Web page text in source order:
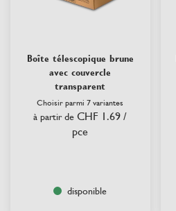
Boîte télescopique brune
avec couvercle
transparent
Choisir parmi 7 variantes
à partir de CHF 1.69 /
pce
disponible